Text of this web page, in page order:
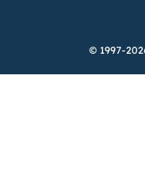
© 1997-